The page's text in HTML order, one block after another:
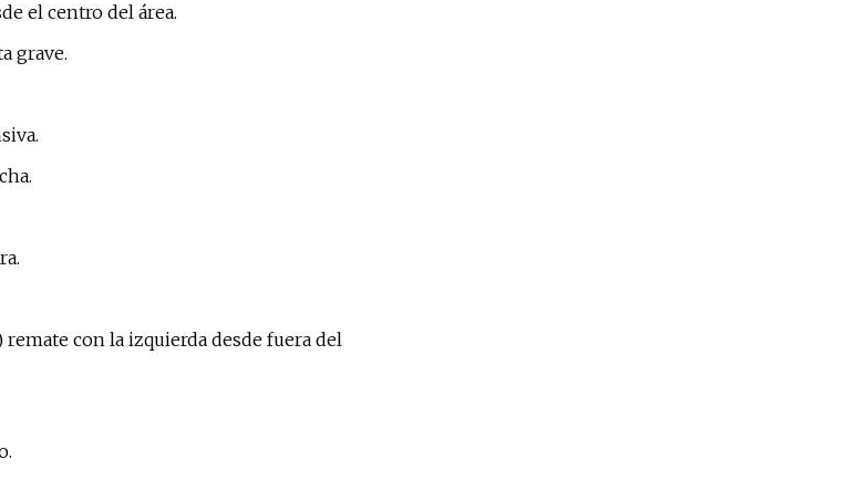
el centro del área.
grave.
con la izquierda desde fuera del